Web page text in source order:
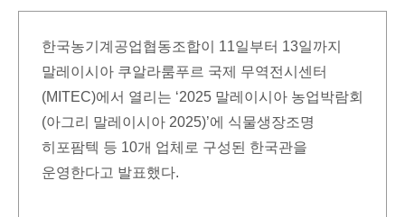
한국농기계공업협동조합이 11일부터 13일까지
말레이시아 쿠알라룸푸르 국제 무역전시센터
(MITEC)에서 열리는 ‘2025 말레이시아 농업박람회
(아그리 말레이시아 2025)’에 식물생장조명
히포팜텍 등 10개 업체로 구성된 한국관을
운영한다고 발표했다.